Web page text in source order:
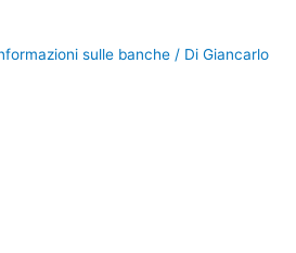
sulle banche / Di Giancarlo